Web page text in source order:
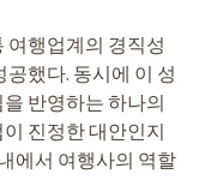
여행업계의 경직성
했다. 동시에 이 성
반영하는 하나의
진정한 대안인지
에서 여행사의 역할